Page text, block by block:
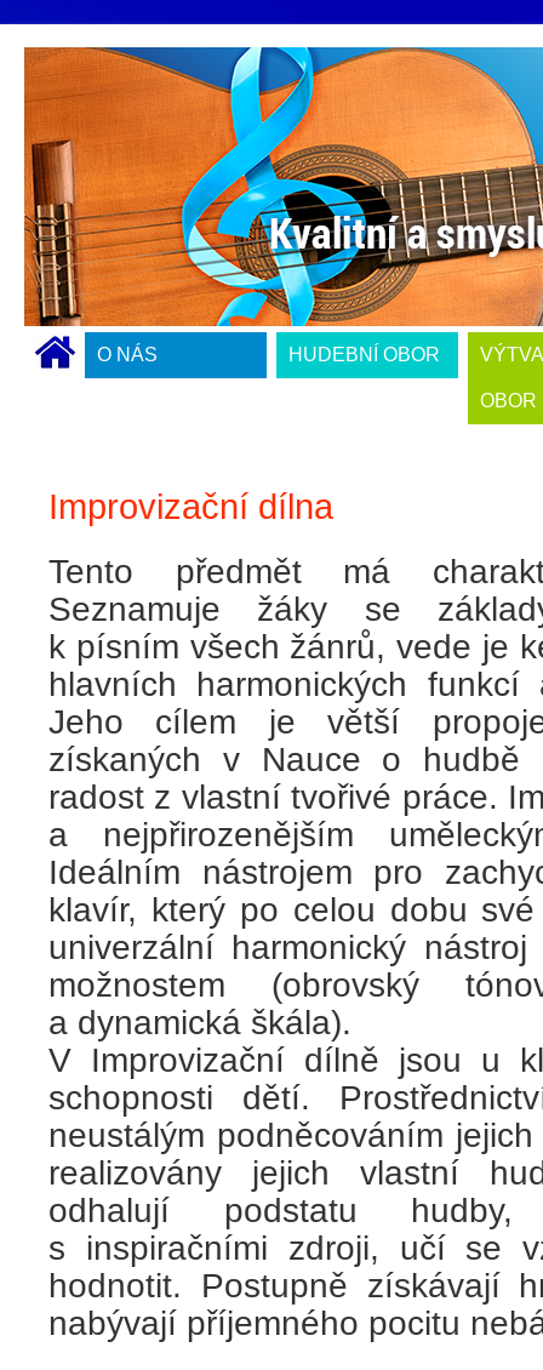
O NÁS HUDEBNÍ OBOR
OBOR
Improvizační dílna
Tento předmět má
Seznamuje žáky se
k písním všech žánrů, vede je
hlavních harmonických
Jeho cílem je větší
získaných v Nauce o hudbě
radost z vlastní tvořivé práce.
a nejpřirozenějším
Ideálním nástrojem pro
klavír, který po celou dobu
univerzální harmonický
možnostem (obrovský
a dynamická škála).
V Improvizační dílně jsou u
schopnosti dětí.
neustálým podněcováním
realizovány jejich vlastní
odhalují podstatu hudby,
s inspiračními zdroji, učí se
hodnotit. Postupně získávají
nabývají příjemného pocitu